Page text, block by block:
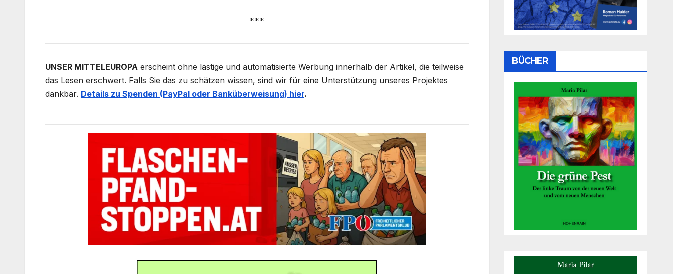
***
UNSER MITTELEUROPA erscheint ohne lästige und automatisierte Werbung innerhalb der Artikel, die teilweise
das Lesen erschwert. Falls Sie das zu schätzen wissen, sind wir für eine Unterstützung unseres Projektes
dankbar. Details zu Spenden (PayPal oder Banküberweisung) hier.
BÜCHER